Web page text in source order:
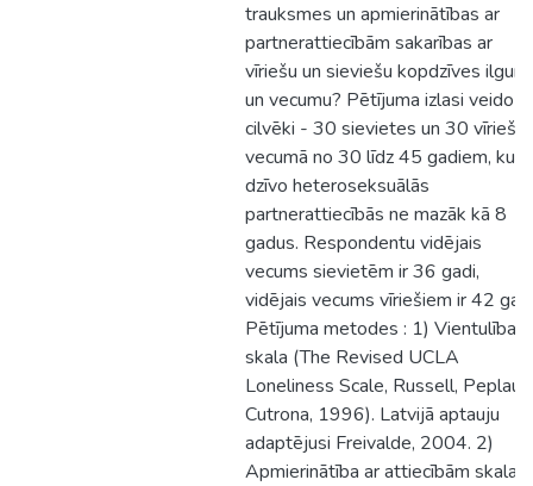
trauksmes un apmierinātības ar
partnerattiecībām sakarības ar
vīriešu un sieviešu kopdzīves
un vecumu? Pētījuma izlasi veido
cilvēki - 30 sievietes un 30 vīrieši
vecumā no 30 līdz 45 gadiem, kuri
dzīvo heteroseksuālās
partnerattiecībās ne mazāk kā 8
gadus. Respondentu vidējais
vecums sievietēm ir 36 gadi,
vidējais vecums vīriešiem ir 42
Pētījuma metodes : 1) Vientulības
skala (The Revised UCLA
Loneliness Scale, Russell, Peplau,
Cutrona, 1996). Latvijā aptauju
adaptējusi Freivalde, 2004. 2)
Apmierinātība ar attiecībām skala